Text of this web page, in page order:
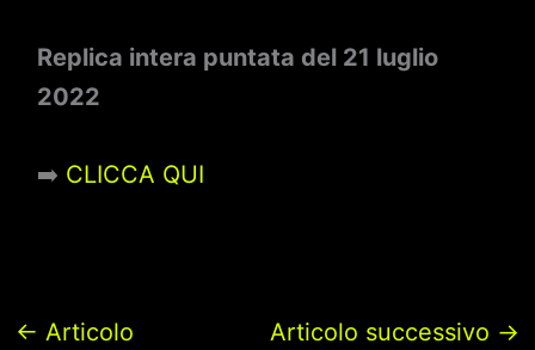
Replica intera puntata del 21 luglio
2022
➡️ CLICCA QUI
← Articolo
Articolo successivo →